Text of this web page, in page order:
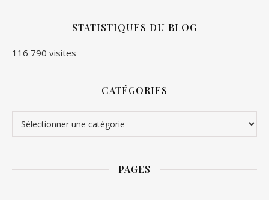
STATISTIQUES DU BLOG
116 790 visites
CATÉGORIES
Catégories
PAGES